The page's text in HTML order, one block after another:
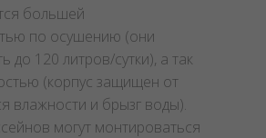
большей
по осушению (они
до 120 литров/сутки), а так
(корпус защищен от
влажности и брызг воды).
могут монтироваться